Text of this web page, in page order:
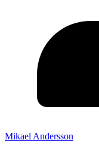
Mikael Andersson